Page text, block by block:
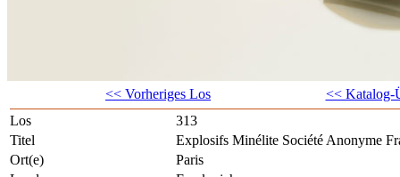
<< Vorheriges Los
<< Katalog-
Los
313
Titel
Explosifs Minélite Société Anonyme
Ort(e)
Paris